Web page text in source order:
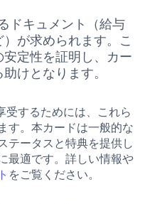
ドキュメント（給与
が求められます。こ
定性を証明し、カー
けとなります。
するためには、これら
す。本カードは一般的な
テータスと特典を提供し
最適です。詳しい情報や
をご覧ください。